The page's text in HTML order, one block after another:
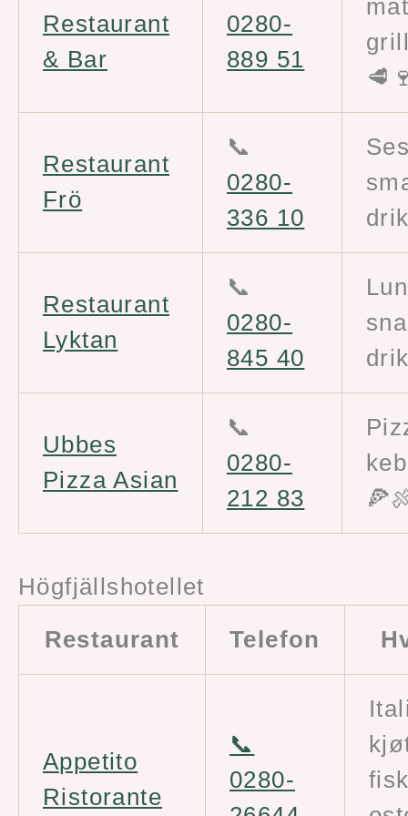
Restaurant
& Bar
0280-
889 51
Restaurant
Frö
📞
0280-
336 10
Restaurant
Lyktan
📞
0280-
845 40
Ubbes
Pizza Asian
📞
0280-
212 83
Högfjällshotellet
Restaurant
Telefon
Appetito
Ristorante
📞
0280-